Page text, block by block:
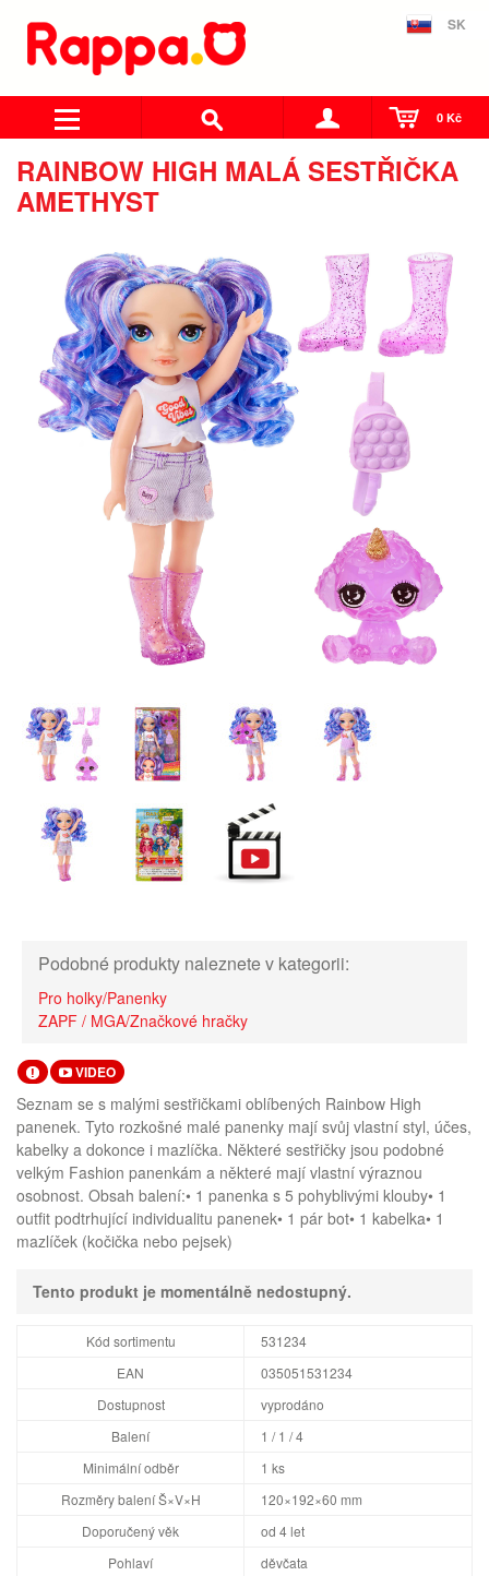
SK
0 Kč
RAINBOW HIGH MALÁ SESTŘIČKA
AMETHYST
Podobné produkty naleznete v kategorii:
Pro holky/Panenky
ZAPF / MGA/Značkové hračky
VIDEO
Seznam se s malými sestřičkami oblíbených Rainbow High
panenek. Tyto rozkošné malé panenky mají svůj vlastní styl, účes,
kabelky a dokonce i mazlíčka. Některé sestřičky jsou podobné
velkým Fashion panenkám a některé mají vlastní výraznou
osobnost. Obsah balení:• 1 panenka s 5 pohyblivými klouby• 1
outfit podtrhující individualitu panenek• 1 pár bot• 1 kabelka• 1
mazlíček (kočička nebo pejsek)
Tento produkt je momentálně nedostupný.
Kód sortimentu
531234
EAN
035051531234
Dostupnost
vyprodáno
Balení
1 / 1 / 4
Minimální odběr
1 ks
Rozměry balení Š×V×H
120×192×60 mm
Doporučený věk
od 4 let
Pohlaví
děvčata